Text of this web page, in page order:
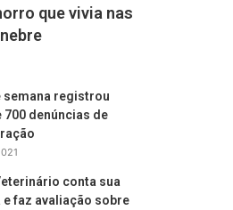
que vivia nas
semana registrou
700 denúncias de
conta sua
faz avaliação sobre